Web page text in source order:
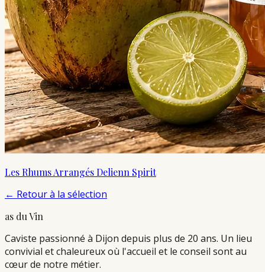
Les Rhums Arrangés Delienn Spirit
← Retour à la sélection
as du Vin
Caviste passionné à Dijon depuis plus de 20 ans. Un lieu
convivial et chaleureux où l'accueil et le conseil sont au
cœur de notre métier.